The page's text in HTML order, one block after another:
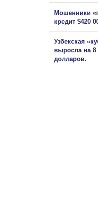
Мошенники
кредит $420
Узбекская
выросла на
долларов.